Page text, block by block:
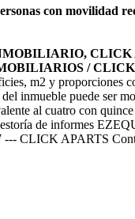
con movilidad
CLICK
/ CLICK
m2 y proporciones
inmueble puede ser
al cuatro con
gestoría de informes
CLICK APARTS